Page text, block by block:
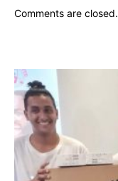
Comments are closed.